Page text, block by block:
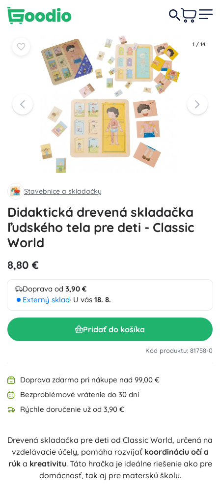
1 / 14
Stavebnice a skladačky
Didaktická drevená skladačka
ľudského tela pre deti - Classic
World
8,80 €
Doprava od 3,90 €
Externý sklad· U vás 18. 8.
Pridať do košíka
Kód produktu: 81758-0
Doprava zdarma pri nákupe nad 99,00 €
Bezproblémové vrátenie do 30 dní
Rýchle doručenie už od 3,90 €
Drevená skladačka pre deti od Classic World, určená na
vzdelávacie účely, pomáha rozvíjať koordináciu očí a
rúka kreativitu. Táto hračka je ideálne riešenie ako pre
domácnosť, tak aj pre materskú školu.
8,80 € Do košíka